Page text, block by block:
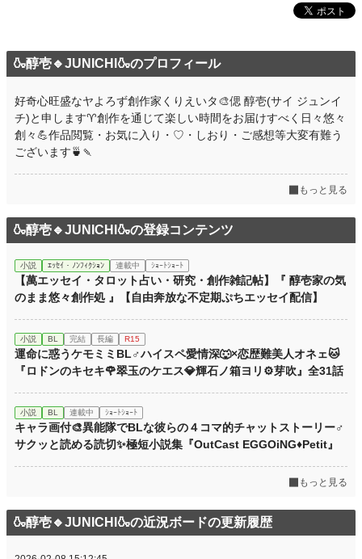
ページ数 17
更新日時 2021.07.13 19:58
初回公開日時 2019.09.29 20:34
週間ポイント 0 pt (1,406 位)
累計ポイント 18,979 pt (629 位)
🍶醇壱🔹JUNICHI🍶のプロフィール
好奇心旺盛なヤよろず創作家くりえいタ🎨偲 醇壱(サイ ジュンイ
チ)と申します♈創作を通じて楽しい時間をお届けすべく日々悠々
創々💪作品閲覧・お気に入り・♡・しおり・ご感想等大変有難う
ございます🍵🍡
もっと見る
🍶醇壱🔹JUNICHI🍶の登録コンテンツ
小説 ｴｯｾｲ・ﾉﾝﾌｨｸｼｮﾝ 連載中 ｼｮｰﾄｼｮｰﾄ
【萬エッセイ・タロット占い・研究・創作雑記帖】『 醇壱家の気
のまま悠々創作処 』【自由奔放な不定期ぷちエッセイ配信】
小説 BL 完結 長編 R15
運命に惑うケモミミBL♂ハイスペ愛情深🐺×恋歴難美人オネェ🐱
『ロドンのキセキ🌹翠玉のケエス💎輝石ノ箱ヨリ⚙️芽吹』全31話
小説 BL 連載中 ｼｮｰﾄｼｮｰﾄ
キャラ画付🎨異能隊でBLな彼らの４コマ的チャットストーリー♂
サクッと読める読切✨極短小説集『OutCast EGGOiNG♦Petit』
もっと見る
🍶醇壱🔹JUNICHI🍶の近況ボードの更新履歴